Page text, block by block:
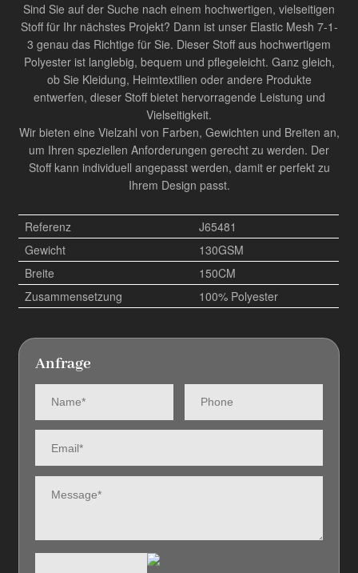
Sind Sie auf der Suche nach einem hochwertigen, vielseitigen
Stoff für Ihr nächstes Projekt? Dann ist unser Elastic Mesh 7-1-
3 genau das Richtige für Sie. Dieser Stoff aus hochwertigem
Polyester ist langlebig, bequem und pflegeleicht. Ganz gleich,
ob Sie Kleidung, Heimtextilien oder andere Produkte
entwerfen, dieser Stoff bietet hervorragende Leistung und
Vielseitigkeit.
Wir bieten eine Vielzahl von Farben, Gewichten und Breiten an,
um Ihren speziellen Anforderungen gerecht zu werden. Der
Stoff kann individuell angepasst werden, damit er perfekt zu
Ihrem Design passt.
Referenz
J65481
Gewicht
130GSM
Breite
150CM
Zusammensetzung
100% Polyester
Anfrage